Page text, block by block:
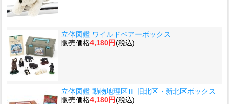
立体図鑑 ワイルドベアーボックス
販売価格4,180円(税込)
立体図鑑 動物地理区Ⅲ 旧北区・新北区ボックス
販売価格4,180円(税込)